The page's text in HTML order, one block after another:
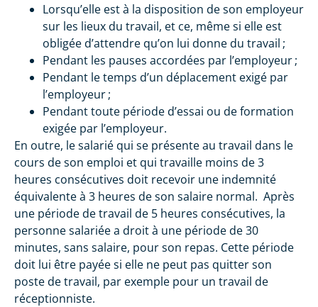
Lorsqu’elle est à la disposition de son employeur
sur les lieux du travail, et ce, même si elle est
obligée d’attendre qu’on lui donne du travail ;
Pendant les pauses accordées par l’employeur ;
Pendant le temps d’un déplacement exigé par
l’employeur ;
Pendant toute période d’essai ou de formation
exigée par l’employeur.
En outre, le salarié qui se présente au travail dans le
cours de son emploi et qui travaille moins de 3
heures consécutives doit recevoir une indemnité
équivalente à 3 heures de son salaire normal. Après
une période de travail de 5 heures consécutives, la
personne salariée a droit à une période de 30
minutes, sans salaire, pour son repas. Cette période
doit lui être payée si elle ne peut pas quitter son
poste de travail, par exemple pour un travail de
réceptionniste.